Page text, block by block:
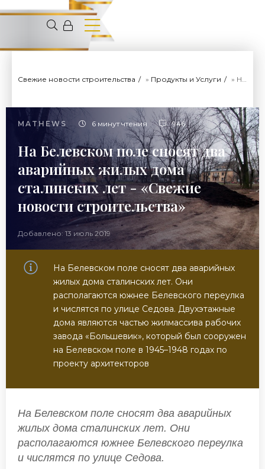
Свежие новости строительства » Продукты и Услуги » На Белевском поле сносят два аварийных жилых дома сталинских лет - «Свежие новости строительства»
MATHEWS 6 минут чтения 946
На Белевском поле сносят два
аварийных жилых дома
сталинских лет - «Свежие
новости строительства»
Добавлено: 13 июль 2019
На Белевском поле сносят два аварийных
жилых дома сталинских лет. Они
располагаются южнее Белевского переулка
и числятся по улице Седова. Двухэтажные
дома являются частью жилмассива рабочих
завода «Большевик», который был сооружен
на Белевском поле в 1945–1948 годах по
проекту архитекторов
На Белевском поле сносят два аварийных
жилых дома сталинских лет. Они
располагаются южнее Белевского переулка
и числятся по улице Седова.